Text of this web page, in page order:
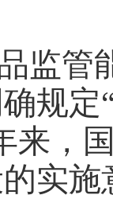
监
规
来，
实